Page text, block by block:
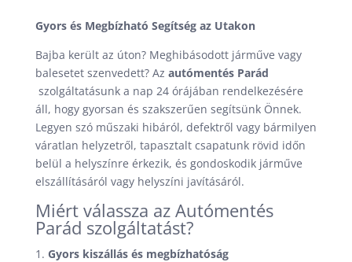
Gyors és Megbízható Segítség az Utakon
Bajba került az úton? Meghibásodott járműve vagy
balesetet szenvedett? Az autómentés Parád
szolgáltatásunk a nap 24 órájában rendelkezésére
áll, hogy gyorsan és szakszerűen segítsünk Önnek.
Legyen szó műszaki hibáról, defektről vagy bármilyen
váratlan helyzetről, tapasztalt csapatunk rövid időn
belül a helyszínre érkezik, és gondoskodik járműve
elszállításáról vagy helyszíni javításáról.
Miért válassza az Autómentés
Parád szolgáltatást?
Gyors kiszállás és megbízhatóság